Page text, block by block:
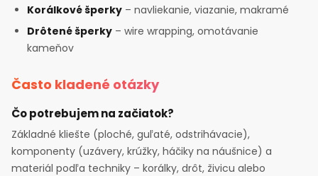
Korálkové šperky – navliekanie, viazanie, makramé
Drôtené šperky – wire wrapping, omotávanie
kameňov
Často kladené otázky
Čo potrebujem na začiatok?
Základné kliešte (ploché, guľaté, odstrihávacie),
komponenty (uzávery, krúžky, háčiky na náušnice) a
materiál podľa techniky – korálky, drôt, živicu alebo